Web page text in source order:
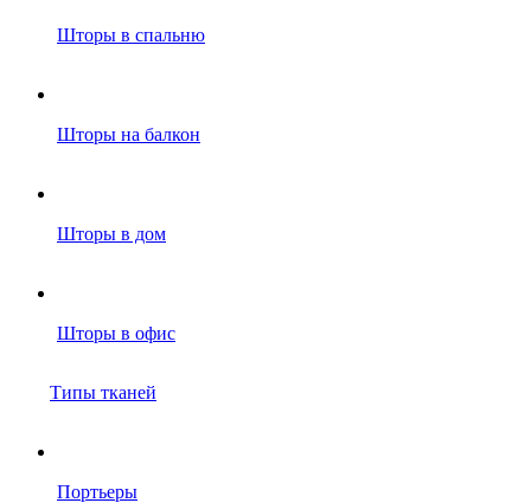
Шторы в спальню
Шторы на балкон
Шторы в дом
Шторы в офис
Типы тканей
Портьеры